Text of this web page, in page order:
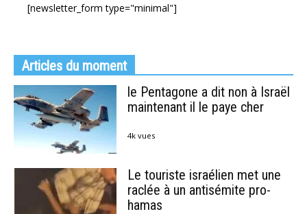
[newsletter_form type="minimal"]
Articles du moment
le Pentagone a dit non à Israël
maintenant il le paye cher
4k vues
Le touriste israélien met une
raclée à un antisémite pro-
hamas